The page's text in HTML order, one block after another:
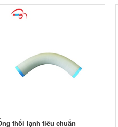
thổi lạnh tiêu chuẩn